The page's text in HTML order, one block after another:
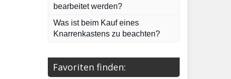
bearbeitet werden?
Was ist beim Kauf eines
Knarrenkastens zu beachten?
Favoriten finden: